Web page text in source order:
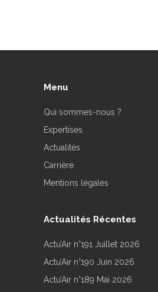
Menu
Qui sommes-nous ?
Expertises
Actualités
Carrière
Mentions légales
Actualités Récentes
Actu’Air n°191 Juillet 2026
Actu’Air n°190 Juin 2026
Actu’Air n°189 Mai 2026